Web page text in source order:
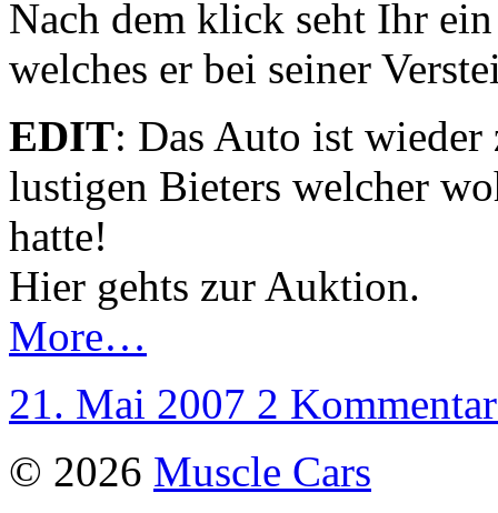
Nach dem klick seht Ihr
welches er bei seiner
EDIT: Das Auto ist wieder
lustigen Bieters welcher
hatte!
Hier gehts zur Auktion.
More…
21. Mai 2007 2
© 2026 Muscle Cars